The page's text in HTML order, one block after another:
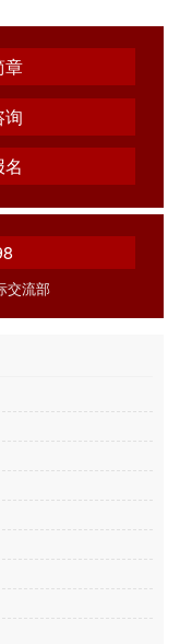
章
询
交流部